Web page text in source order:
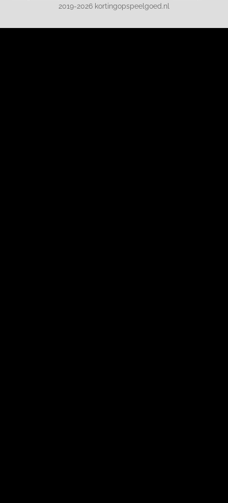
2019-2026 kortingopspeelgoed.nl